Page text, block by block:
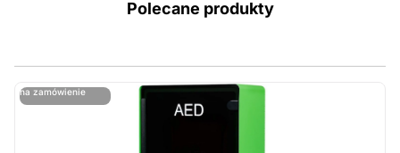
Polecane produkty
na zamówienie
ostatnie sztuki